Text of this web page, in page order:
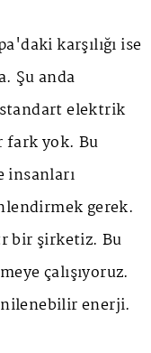
karşılığı ise
Şu anda
elektrik
fark yok. Bu
insanları
gerek.
bir şirketiz. Bu
çalışıyoruz.
enerji.